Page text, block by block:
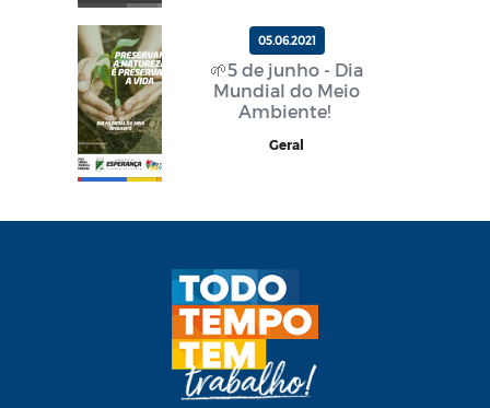
05.06.2021
🌱5 de junho - Dia
Mundial do Meio
Ambiente!
Geral